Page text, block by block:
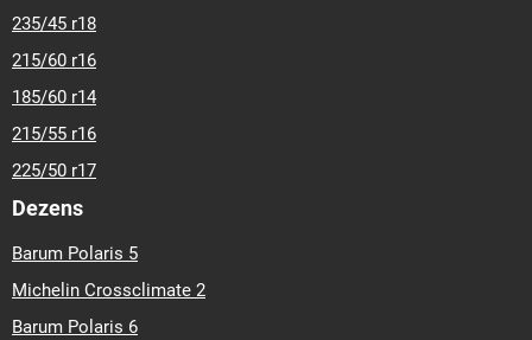
235/45 r18
215/60 r16
185/60 r14
215/55 r16
225/50 r17
Dezens
Barum Polaris 5
Michelin Crossclimate 2
Barum Polaris 6